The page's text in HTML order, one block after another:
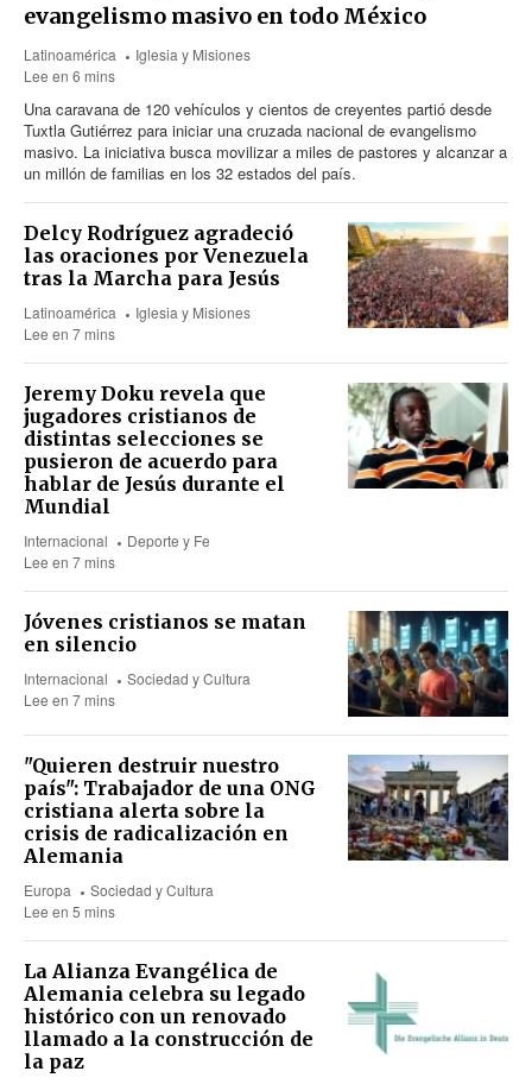
evangelismo masivo en todo México
Latinoamérica
Iglesia y Misiones
Lee en 6 mins
Una caravana de 120 vehículos y cientos de creyentes partió desde
Tuxtla Gutiérrez para iniciar una cruzada nacional de evangelismo
masivo. La iniciativa busca movilizar a miles de pastores y alcanzar a
un millón de familias en los 32 estados del país.
Delcy Rodríguez agradeció
las oraciones por Venezuela
tras la Marcha para Jesús
Latinoamérica
Iglesia y Misiones
Lee en 7 mins
Jeremy Doku revela que
jugadores cristianos de
distintas selecciones se
pusieron de acuerdo para
hablar de Jesús durante el
Mundial
Internacional
Deporte y Fe
Lee en 7 mins
Jóvenes cristianos se matan
en silencio
Internacional
Sociedad y Cultura
Lee en 7 mins
"Quieren destruir nuestro
país": Trabajador de una ONG
cristiana alerta sobre la
crisis de radicalización en
Alemania
Europa
Sociedad y Cultura
Lee en 5 mins
La Alianza Evangélica de
Alemania celebra su legado
histórico con un renovado
llamado a la construcción de
la paz